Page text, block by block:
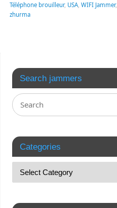
Téléphone brouilleur, USA, WIFI Jammer,
zhurma
Search jammers
Categories